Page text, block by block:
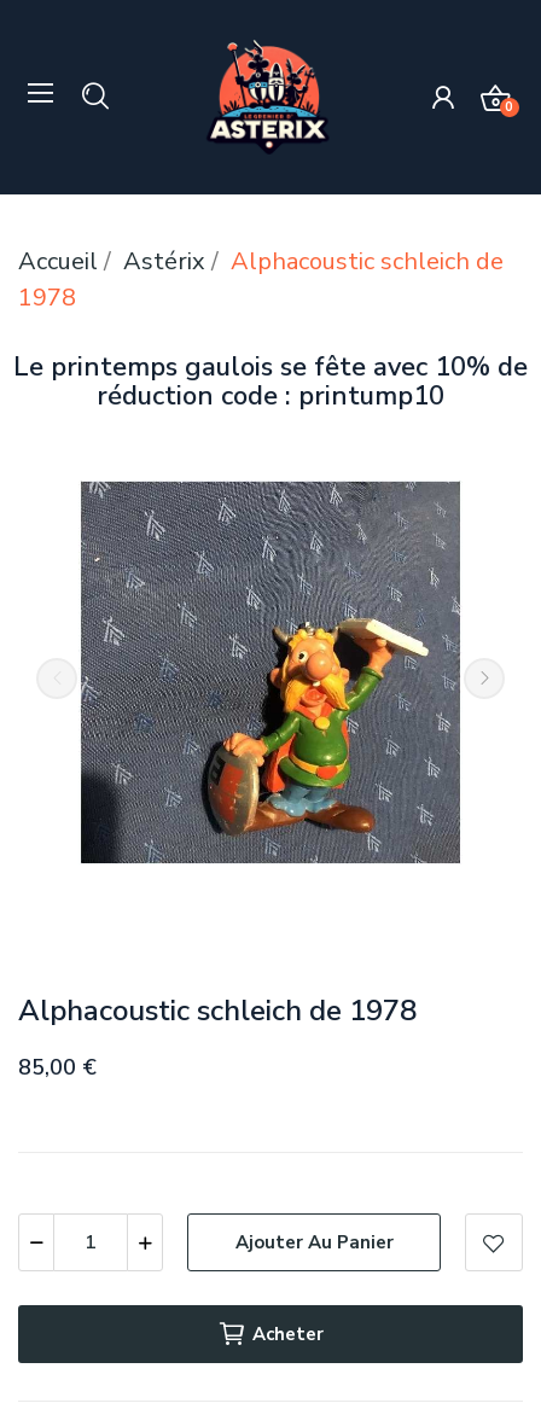
0
Accueil Astérix
Alphacoustic schleich de
1978
Le printemps gaulois se fête avec 10% de
réduction code : printump10
Alphacoustic schleich de 1978
85,00 €
Ajouter Au Panier
Acheter